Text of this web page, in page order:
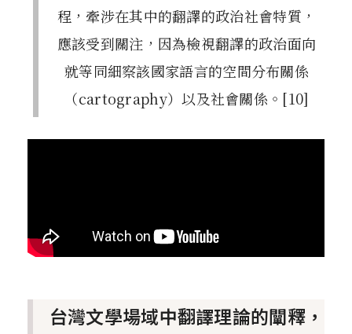
程，牽涉在其中的翻譯的政治社會特質，
應該受到關注，因為檢視翻譯的政治面向
就等同細察該國家語言的空間分布關係
（cartography）以及社會關係。[10]
台灣文學場域中翻譯理論的闡釋，